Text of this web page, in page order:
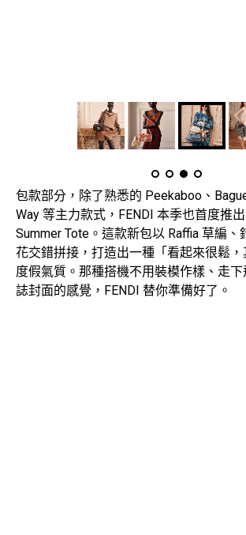
包款部分，除了熟悉的 Peekaboo、
Way 等主力款式，FENDI 本季也首度推
Summer Tote。這款新包以 Raffia 草編、
花交錯拼接，打造出一種「看起來很鬆
度假氣質。那種搭機不用裝模作樣、走
誌封面的感覺，FENDI 替你準備好了。